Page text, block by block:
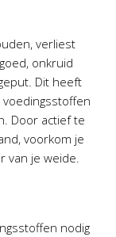
verliest
onkruid
Dit heeft
Door actief te
voorkom je
van je weide.
nodig